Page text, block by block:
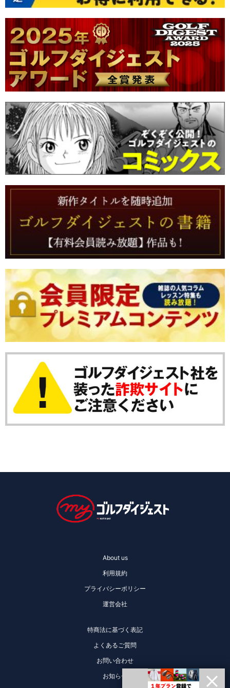
About us
利用規約
プライバシーポリシー
運営会社
特商法に基づく表記
よくあるご質問
お問い合わせ
お知らせ